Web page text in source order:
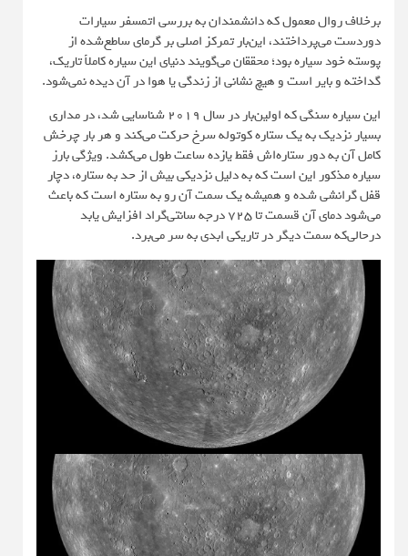
برخلاف روال معمول که دانشمندان به بررسی اتمسفر سیارات
دوردست می‌پرداختند، این‌بار تمرکز اصلی بر گرمای ساطع‌شده از
پوسته خود سیاره بود؛ محققان می‌گویند دنیای این سیاره کاملاً تاریک،
گداخته و بایر است و هیچ نشانی از زندگی یا هوا در آن دیده نمی‌شود.
این سیاره سنگی که اولین‌بار در سال ۲۰۱۹ شناسایی شد، در مداری
بسیار نزدیک به یک ستاره کوتوله سرخ حرکت می‌کند و هر بار چرخش
کامل آن به دور ستاره‌اش فقط یازده ساعت طول می‌کشد. ویژگی بارز
سیاره مذکور این است که به دلیل نزدیکی بیش از حد به ستاره، دچار
قفل گرانشی شده و همیشه یک سمت آن رو به ستاره است که باعث
می‌شود دمای آن قسمت تا ۷۲۵ درجه سانتی‌گراد افزایش یابد
درحالی‌که سمت دیگر در تاریکی ابدی به سر می‌برد.